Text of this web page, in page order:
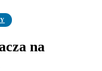
na